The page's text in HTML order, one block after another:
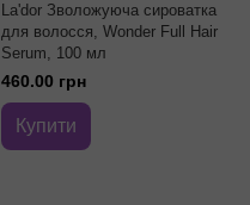
La'dor Зволожуюча сироватка
для волосся, Wonder Full Hair
Serum, 100 мл
460.00 грн
Купити